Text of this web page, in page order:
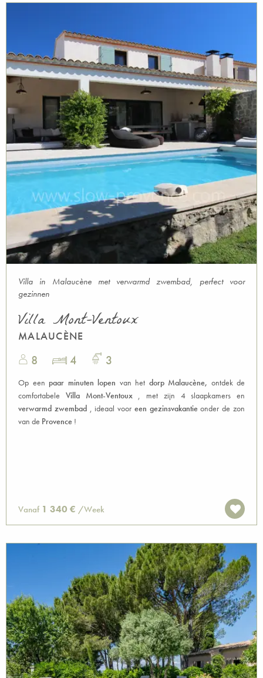
Villa in Malaucène met verwarmd zwembad, perfect voor
gezinnen
Villa Mont-Ventoux
MALAUCÈNE
8 4 3
Op een paar minuten lopen van het dorp Malaucène, ontdek de
comfortabele Villa Mont-Ventoux, met zijn 4 slaapkamers en
verwarmd zwembad, ideaal voor een gezinsvakantieonder de zon
van de Provence !
Vanaf 1 340 € /Week